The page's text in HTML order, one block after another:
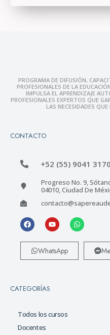
PROGRAMA DE DIFUSIÓN,
PROFESIONALES DE LA
IMPULSA EL APRENDIZAJE
PROFESIONALES EXPERTOS QUE
LAS NECESIDADES QUE
CONTACTO
+52 (55) 9041 3170
Progreso No. 9,
04010, Ciudad De
WhatsApp
CATEGORÍAS
Todos los cursos
Docentes